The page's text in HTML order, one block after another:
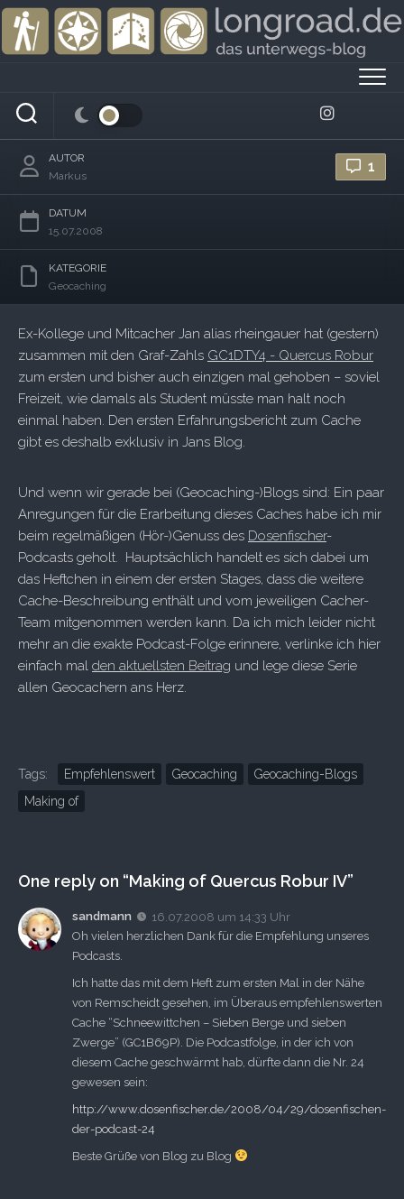
Skip
content
Making of Quercus Robur IV
1
AUTOR
Markus
DATUM
15.07.2008
KATEGORIE
Geocaching
Ex-Kollege und Mitcacher Jan alias rheingauer hat (gestern)
zusammen mit den Graf-Zahls GC1DTY4 - Quercus Robur
zum ersten und bisher auch einzigen mal gehoben – soviel
Freizeit, wie damals als Student müsste man halt noch
einmal haben. Den ersten Erfahrungsbericht zum Cache
gibt es deshalb exklusiv in Jans Blog.
Und wenn wir gerade bei (Geocaching-)Blogs sind: Ein paar
Anregungen für die Erarbeitung dieses Caches habe ich mir
beim regelmäßigen (Hör-)Genuss des Dosenfischer-
Podcasts geholt. Hauptsächlich handelt es sich dabei um
das Heftchen in einem der ersten Stages, dass die weitere
Cache-Beschreibung enthält und vom jeweiligen Cacher-
Team mitgenommen werden kann. Da ich mich leider nicht
mehr an die exakte Podcast-Folge erinnere, verlinke ich hier
einfach mal den aktuellsten Beitrag und lege diese Serie
allen Geocachern ans Herz.
Tags: Empfehlenswert Geocaching
Geocaching-Blogs
Making of
One reply on “Making of Quercus Robur IV”
sandmann
16.07.2008 um 14:33 Uhr
Oh vielen herzlichen Dank für die Empfehlung unseres
Podcasts.
Ich hatte das mit dem Heft zum ersten Mal in der Nähe
von Remscheidt gesehen, im Überaus empfehlenswerten
Cache “Schneewittchen – Sieben Berge und sieben
Zwerge” (GC1B69P). Die Podcastfolge, in der ich von
diesem Cache geschwärmt hab, dürfte dann die Nr. 24
gewesen sein:
http://www.dosenfischer.de/2008/04/29/dosenfischen-
der-podcast-24
Beste Grüße von Blog zu Blog